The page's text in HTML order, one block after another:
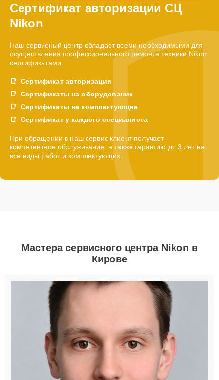
Сертификат авторизации СЦ
Nikon
Наш сервисный центр обладает всеми необходимыми для
осуществления профессионального ремонта техники Nikon
сертификатами:
Сертификат авторизации
Сертификаты на оборудование
Сертификаты на комплектующие
Сертификат у каждого специалиста
При обращении в наш сервис клиент получает
компетентное обслуживание, а также гарантию до 3 лет на
все виды работ и комплектующих.
Мастера сервисного центра Nikon в
Кирове